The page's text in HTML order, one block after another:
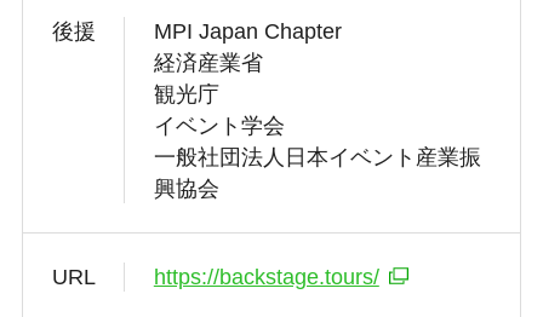
後援
MPI Japan Chapter
経済産業省
観光庁
イベント学会
一般社団法人日本イベント産業振
興協会
URL https://backstage.tours/